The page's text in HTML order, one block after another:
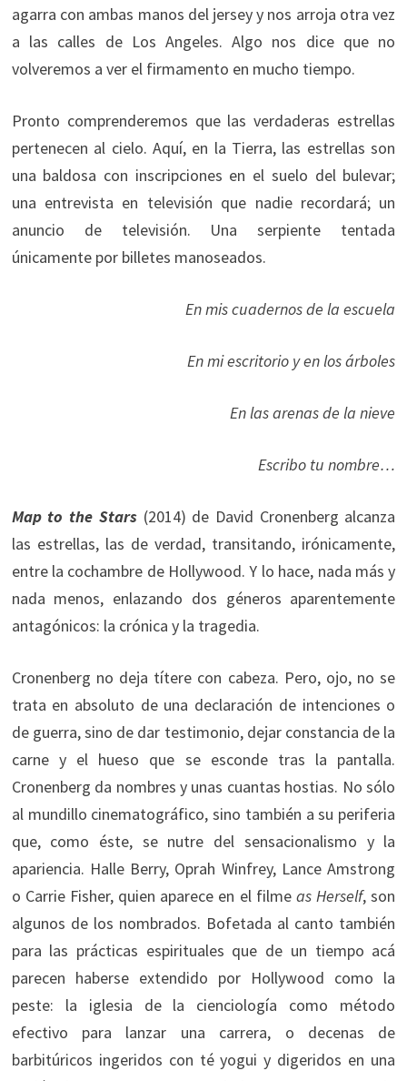
agarra con ambas manos del jersey y nos arroja otra vez
a las calles de Los Angeles. Algo nos dice que no
volveremos a ver el firmamento en mucho tiempo.
Pronto comprenderemos que las verdaderas estrellas
pertenecen al cielo. Aquí, en la Tierra, las estrellas son
una baldosa con inscripciones en el suelo del bulevar;
una entrevista en televisión que nadie recordará; un
anuncio de televisión. Una serpiente tentada
únicamente por billetes manoseados.
En mis cuadernos de la escuela
En mi escritorio y en los árboles
En las arenas de la nieve
Escribo tu nombre…
Map to the Stars (2014) de David Cronenberg alcanza
las estrellas, las de verdad, transitando, irónicamente,
entre la cochambre de Hollywood. Y lo hace, nada más y
nada menos, enlazando dos géneros aparentemente
antagónicos: la crónica y la tragedia.
Cronenberg no deja títere con cabeza. Pero, ojo, no se
trata en absoluto de una declaración de intenciones o
de guerra, sino de dar testimonio, dejar constancia de la
carne y el hueso que se esconde tras la pantalla.
Cronenberg da nombres y unas cuantas hostias. No sólo
al mundillo cinematográfico, sino también a su periferia
que, como éste, se nutre del sensacionalismo y la
apariencia. Halle Berry, Oprah Winfrey, Lance Amstrong
o Carrie Fisher, quien aparece en el filme as Herself, son
algunos de los nombrados. Bofetada al canto también
para las prácticas espirituales que de un tiempo acá
parecen haberse extendido por Hollywood como la
peste: la iglesia de la cienciología como método
efectivo para lanzar una carrera, o decenas de
barbitúricos ingeridos con té yogui y digeridos en una